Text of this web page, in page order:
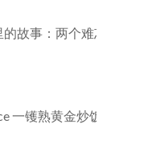
故事：两个难忘
一镬熟黄金炒饭